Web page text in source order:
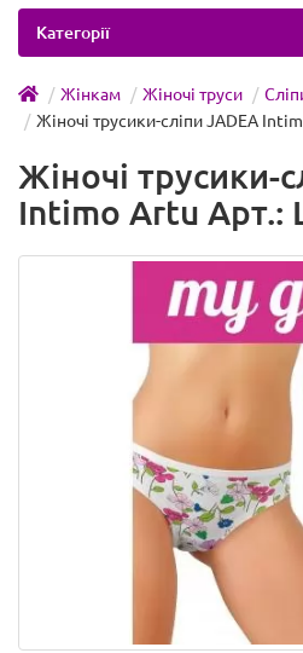
Категорії
Жінкам Жіночі труси
Жіночі трусики-сліпи JADEA
Жіночі трусики-
Intimo Artu Арт.: